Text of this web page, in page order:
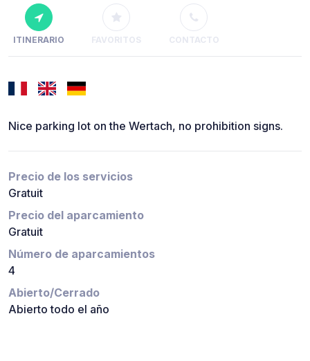
ITINERARIO FAVORITOS CONTACTO
Nice parking lot on the Wertach, no prohibition signs.
Precio de los servicios
Gratuit
Precio del aparcamiento
Gratuit
Número de aparcamientos
4
Abierto/Cerrado
Abierto todo el año